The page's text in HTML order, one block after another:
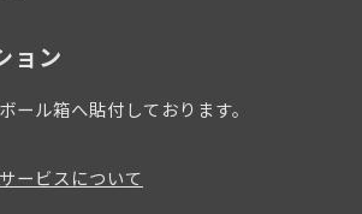
ョン
ール箱へ貼付しております。
ービスについて